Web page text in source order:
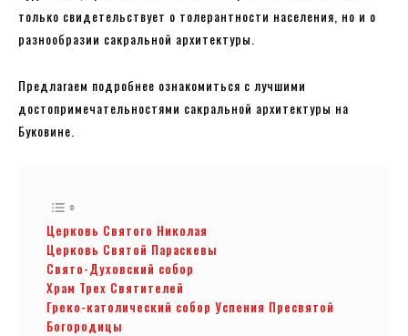
только свидетельствует о толерантности населения, но и о
разнообразии сакральной архитектуры.
Предлагаем подробнее ознакомиться с лучшими
достопримечательностями сакральной архитектуры на
Буковине.
Церковь Святого Николая
Церковь Святой Параскевы
Свято-Духовский собор
Храм Трех Святителей
Греко-католический собор Успения Пресвятой
Богородицы